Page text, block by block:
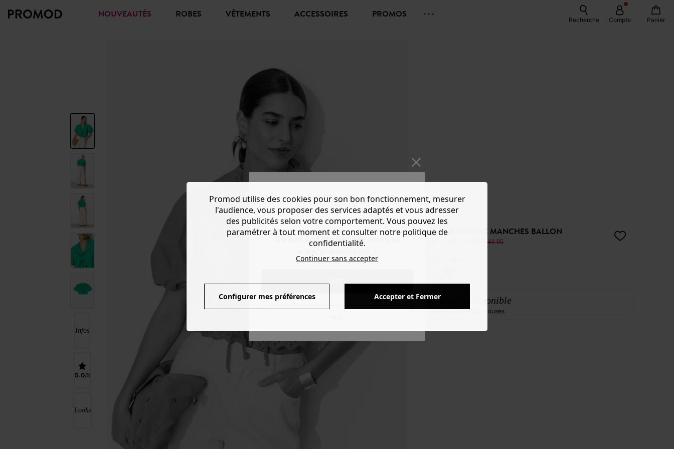
Do you want to be redirected to
NOUVEAUTÉS ROBES VÊTEMENTS ACCESSOIRES PROMOS Recherche Compte Panier
Infos
5.0
Looks
BLOUSE BRODÉE MANCHES BALLON
CHF 44.95
Produit indisponible
Voir l'ensemble des blouses
Promod utilise des cookies pour son bon fonctionnement, mesurer
l'audience, vous proposer des services adaptés et vous adresser
des publicités selon votre comportement. Vous pouvez les
paramétrer à tout moment et consulter notre politique de
confidentialité.
Continuer sans accepter
Configurer mes préférences Accepter et Fermer